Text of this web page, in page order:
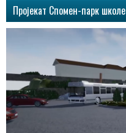
Пројекат Спомен-парк школе